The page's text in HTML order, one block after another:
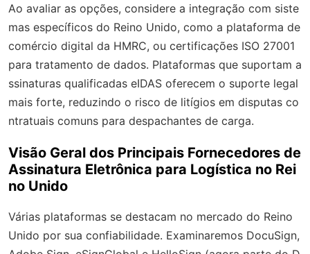
Ao avaliar as opções, considere a integração com siste
mas específicos do Reino Unido, como a plataforma de
comércio digital da HMRC, ou certificações ISO 27001
para tratamento de dados. Plataformas que suportam a
ssinaturas qualificadas eIDAS oferecem o suporte legal
mais forte, reduzindo o risco de litígios em disputas co
ntratuais comuns para despachantes de carga.
Visão Geral dos Principais Fornecedores de
Assinatura Eletrônica para Logística no Rei
no Unido
Várias plataformas se destacam no mercado do Reino
Unido por sua confiabilidade. Examinaremos DocuSign,